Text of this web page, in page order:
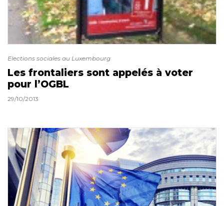
Elections sociales au Luxembourg
Les frontaliers sont appelés à voter
pour l’OGBL
29/10/2013